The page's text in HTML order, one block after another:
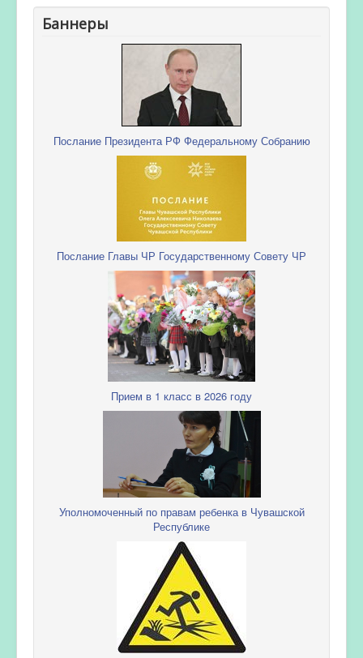
Баннеры
Послание Президента РФ Федеральному Собранию
Послание Главы ЧР Государственному Совету ЧР
Прием в 1 класс в 2026 году
Уполномоченный по правам ребенка в Чувашской
Республике